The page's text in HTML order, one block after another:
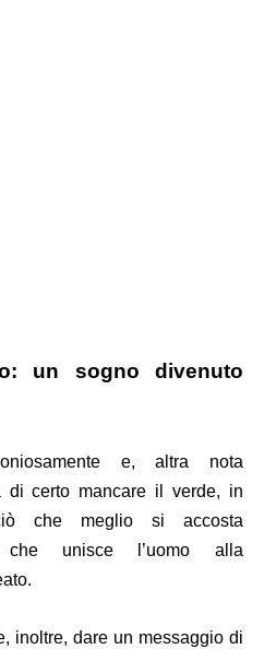
un sogno divenuto
e, altra nota
di certo mancare il verde, in
che meglio si accosta
che unisce l’uomo alla
inoltre, dare un messaggio di